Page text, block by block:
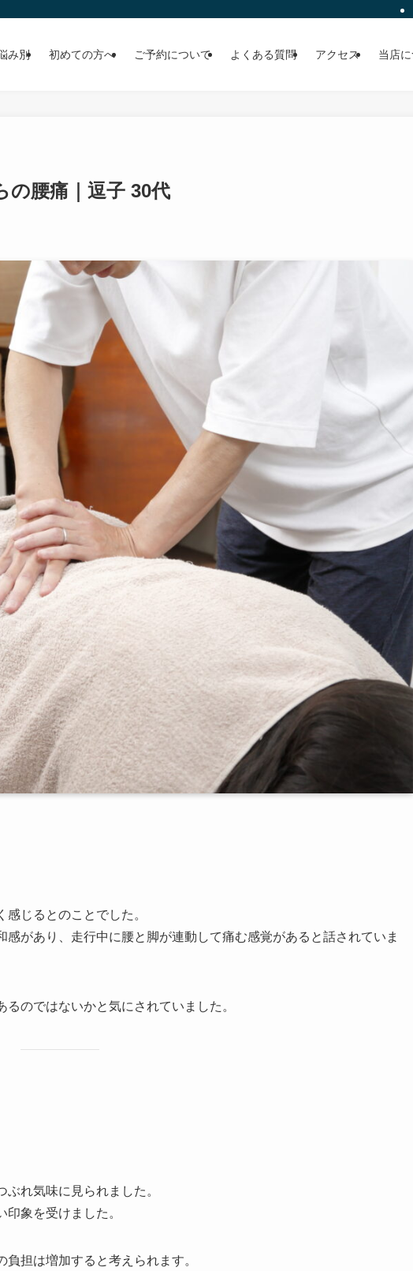
み別 初めての方へ ご予約について よくある質問 アクセス 当店
の腰痛｜逗子 30代
じるとのことでした。
があり、走行中に腰と脚が連動して痛む感覚があると話されていま
のではないかと気にされていました。
れ気味に見られました。
象を受けました。
担は増加すると考えられます。